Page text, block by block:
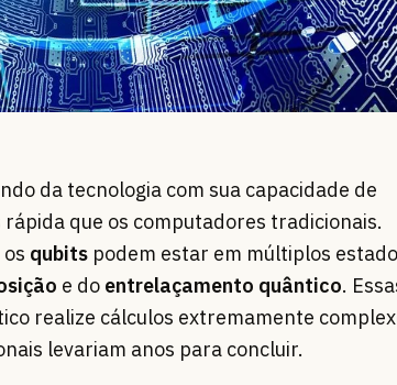
da tecnologia com sua capacidade de
que os computadores tradicionais.
qubits podem estar em múltiplos
e do entrelaçamento quântico.
realize cálculos extremamente
levariam anos para concluir.